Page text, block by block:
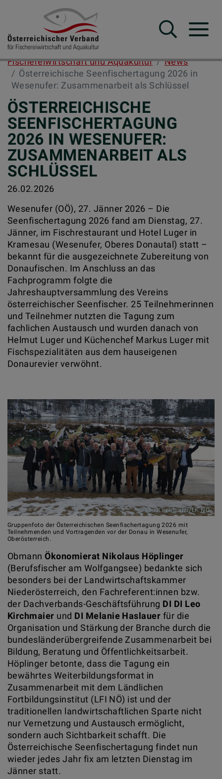
Suche
Fischereiwirtschaft und Aquakultur
News
Österreichische Seenfischertagung 2026 in
Wesenufer: Zusammenarbeit als Schlüssel
ÖSTERREICHISCHE
SEENFISCHERTAGUNG
2026 IN WESENUFER:
ZUSAMMENARBEIT ALS
SCHLÜSSEL
26.02.2026
Wesenufer (OÖ), 27. Jänner 2026 – Die
Seenfischertagung 2026 fand am Dienstag, 27.
Jänner, im Fischrestaurant und Hotel Luger in
Kramesau (Wesenufer, Oberes Donautal) statt –
bekannt für die ausgezeichnete Zubereitung von
Donaufischen. Im Anschluss an das
Fachprogramm folgte die
Jahreshauptversammlung des Vereins
österreichischer Seenfischer. 25 Teilnehmerinnen
und Teilnehmer nutzten die Tagung zum
fachlichen Austausch und wurden danach von
Helmut Luger und Küchenchef Markus Luger mit
Fischspezialitäten aus dem hauseigenen
Donaurevier verwöhnt.
Gruppenfoto der Österreichischen Seenfischertagung 2026 mit
Teilnehmenden und Vortragenden vor der Donau in Wesenufer,
Oberösterreich.
© Leo Kirchmaier/LK NÖ
ObmannÖkonomierat Nikolaus Höplinger
(Berufsfischer am Wolfgangsee) bedankte sich
besonders bei der Landwirtschaftskammer
Niederösterreich, den Fachreferent:innen bzw.
der Dachverbands-Geschäftsführung DI DI Leo
Kirchmaier und DI Melanie Haslauer für die
Organisation und Stärkung der Branche durch die
bundesländerübergreifende Zusammenarbeit bei
Bildung, Beratung und Öffentlichkeitsarbeit.
Höplinger betonte, dass die Tagung ein
bewährtes Weiterbildungsformat in
Zusammenarbeit mit dem Ländlichen
Fortbildungsinstitut (LFI NÖ) ist und der
traditionellen landwirtschaftlichen Sparte nicht
nur Vernetzung und Austausch ermöglicht,
sondern auch Sichtbarkeit schafft. Die
Österreichische Seenfischertagung findet nun
wieder jedes Jahr fix am letzten Dienstag im
Jänner statt.